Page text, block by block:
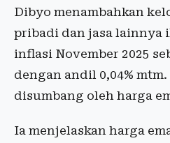
Dibyo menambahkan
pribadi dan jasa lainnya
inflasi November 2025
dengan andil 0,04%
disumbang oleh harga
Ia menjelaskan harga